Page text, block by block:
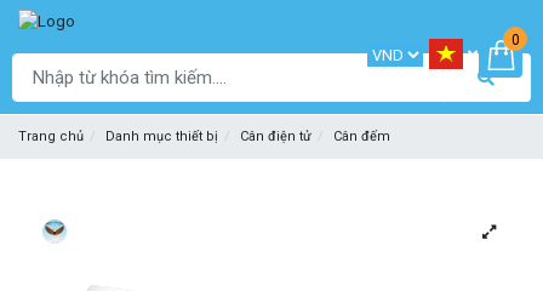
0
Trang chủ Danh mục thiết bị Cân điện tử Cân đếm